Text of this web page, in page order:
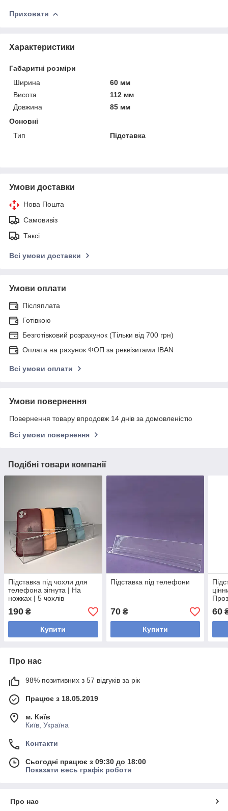
Приховати
Характеристики
Габаритні розміри
Ширина
60 мм
Висота
112 мм
Довжина
85 мм
Основні
Тип
Підставка
Умови доставки
Нова Пошта
Самовивіз
Таксі
Всі умови доставки
Умови оплати
Післяплата
Готівкою
Безготівковий розрахунок (Тільки від 700 грн)
Оплата на рахунок ФОП за реквізитами IBAN
Всі умови оплати
Умови повернення
Повернення товару впродовж 14 днів за домовленістю
Всі умови повернення
Подібні товари компанії
Підставка під чохли для
телефона зігнута | На
ножках | 5 чохлів
190 ₴
Купити
Підставка під телефони
70₴
Купити
60
Про нас
98% позитивних з 57 відгуків за рік
Працює з 18.05.2019
м. Київ
Київ, Україна
Контакти
Сьогодні працює з 09:30 до 18:00
Показати весь графік роботи
Про нас